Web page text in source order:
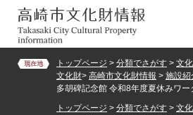
の
ー
トップページ > 分類でさがす > 文
文化財> 高崎市文化財情報 > 施設紹
多胡碑記念館 令和8年度夏休みワー
トップページ > 分類でさがす > 文